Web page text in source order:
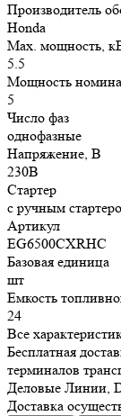
Производитель
Honda
Max. мощность,
5.5
Мощность
5
Число фаз
однофазные
Напряжение, В
230В
Стартер
с ручным
Артикул
EG6500CXRHC
Базовая единица
шт
Емкость
24
Все
Бесплатная
терминалов
Деловые Линии,
Доставка